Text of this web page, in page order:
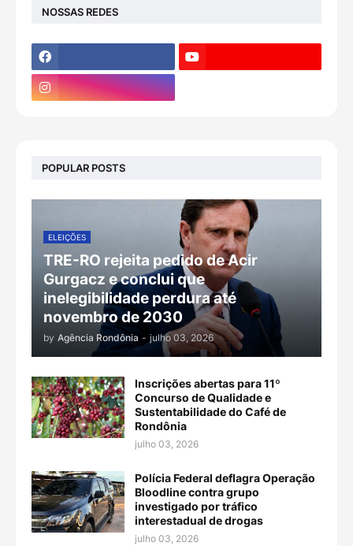
NOSSAS REDES
POPULAR POSTS
ELEIÇÕES
TRE-RO rejeita pedido de Acir
Gurgacz e conclui que
inelegibilidade perdura até
novembro de 2030
by Agência Rondônia - julho 03, 2026
Inscrições abertas para 11º
Concurso de Qualidade e
Sustentabilidade do Café de
Rondônia
julho 03, 2026
Polícia Federal deflagra Operação
Bloodline contra grupo
investigado por tráfico
interestadual de drogas
julho 03, 2026